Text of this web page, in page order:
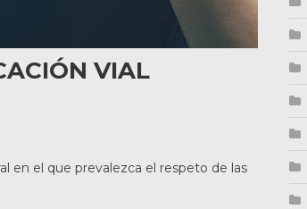
VIAL
en el que prevalezca el respeto de las